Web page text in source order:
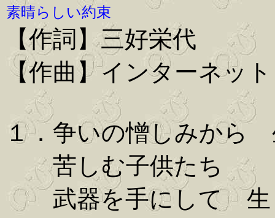
素晴らしい約束
【作詞】三好栄代
【作曲】インターネッ
１．争いの憎しみから
苦しむ子供たち
武器を手にして 生